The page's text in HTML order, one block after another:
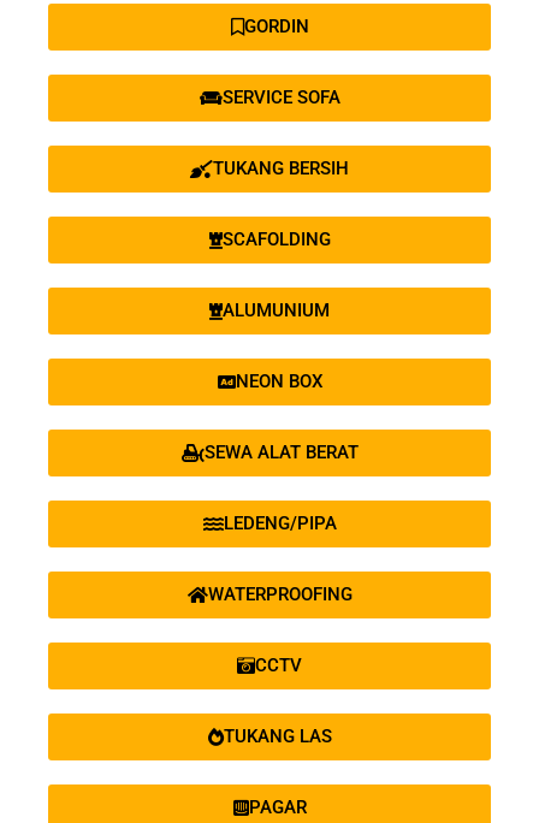
GORDIN
SERVICE SOFA
TUKANG BERSIH
SCAFOLDING
ALUMUNIUM
NEON BOX
SEWA ALAT BERAT
LEDENG/PIPA
WATERPROOFING
CCTV
TUKANG LAS
PAGAR